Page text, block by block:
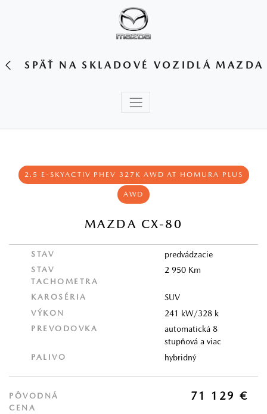
SPÄŤ NA SKLADOVÉ VOZIDLÁ MAZDA
2.5 E-SKYACTIV PHEV 327K AWD AT HOMURA PLUS
AWD
MAZDA CX-80
STAV predvádzacie
STAV
TACHOMETRA
2 950 Km
KAROSÉRIA SUV
VÝKON 241 kW/328 k
PREVODOVKA
automatická 8
stupňová a viac
PALIVO hybridný
PÔVODNÁ
CENA
71 129 €